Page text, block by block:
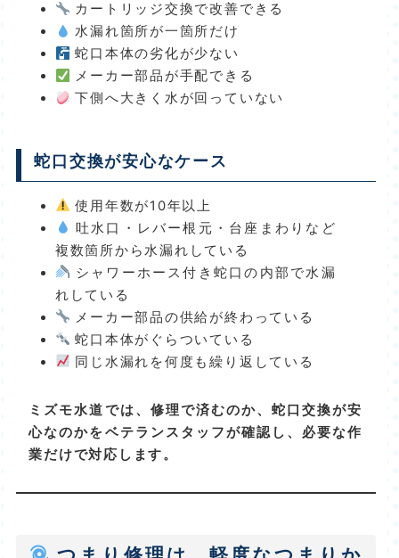
カートリッジ交換で改善できる
水漏れ箇所が一箇所だけ
蛇口本体の劣化が少ない
メーカー部品が手配できる
下側へ大きく水が回っていない
蛇口交換が安心なケース
使用年数が10年以上
吐水口・レバー根元・台座まわりなど
複数箇所から水漏れしている
シャワーホース付き蛇口の内部で水漏
れしている
メーカー部品の供給が終わっている
蛇口本体がぐらついている
同じ水漏れを何度も繰り返している
ミズモ水道では、修理で済むのか、蛇口交換が安
心なのかをベテランスタッフが確認し、必要な作
業だけで対応します。